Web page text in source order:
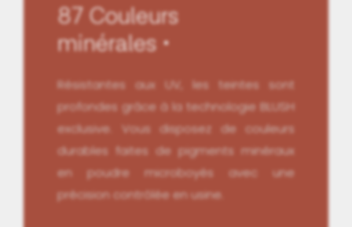
87 Couleurs
minérales
Résistantes aux UV, les teintes sont
profondes grâce à la technologie BLUSH
exclusive. Vous disposez de couleurs
durables faites de pigments minéraux
en poudre microboyés avec une
précision contrôlée en usine.